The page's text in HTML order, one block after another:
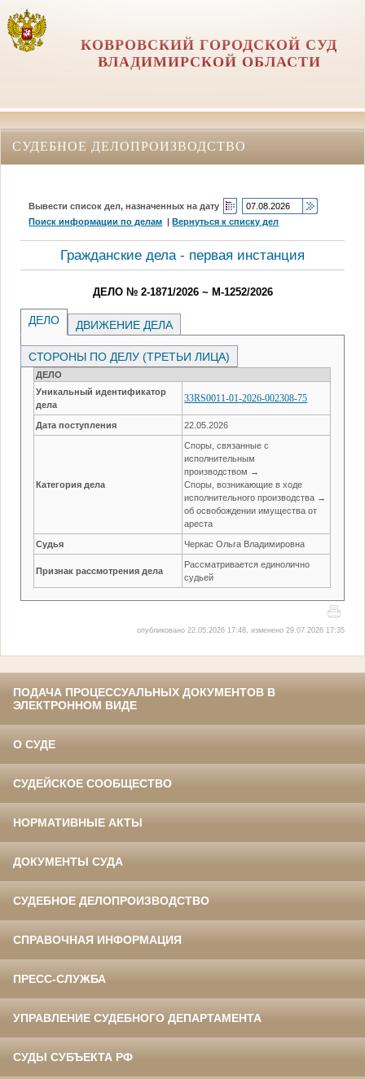
КОВРОВСКИЙ ГОРОДСКОЙ СУД
ВЛАДИМИРСКОЙ ОБЛАСТИ
СУДЕБНОЕ ДЕЛОПРОИЗВОДСТВО
Вывести список дел, назначенных на дату
Поиск информации по делам |Вернуться к списку дел
Гражданские дела - первая инстанция
ДЕЛО № 2-1871/2026 ~ М-1252/2026
ДЕЛО ДВИЖЕНИЕ ДЕЛА
СТОРОНЫ ПО ДЕЛУ (ТРЕТЬИ ЛИЦА)
ДЕЛО
Уникальный идентификатор
дела
33RS0011-01-2026-002308-75
Дата поступления 22.05.2026
Категория дела
Споры, связанные с
исполнительным
производством →
Споры, возникающие в ходе
исполнительного производства →
об освобождении имущества от
ареста
Судья Черкас Ольга Владимировна
Признак рассмотрения дела
Рассматривается единолично
судьей
опубликовано 22.05.2026 17:48, изменено 29.07.2026 17:35
ПОДАЧА ПРОЦЕССУАЛЬНЫХ ДОКУМЕНТОВ В
ЭЛЕКТРОННОМ ВИДЕ
О СУДЕ
СУДЕЙСКОЕ СООБЩЕСТВО
НОРМАТИВНЫЕ АКТЫ
ДОКУМЕНТЫ СУДА
СУДЕБНОЕ ДЕЛОПРОИЗВОДСТВО
СПРАВОЧНАЯ ИНФОРМАЦИЯ
ПРЕСС-СЛУЖБА
УПРАВЛЕНИЕ СУДЕБНОГО ДЕПАРТАМЕНТА
СУДЫ СУБЪЕКТА РФ